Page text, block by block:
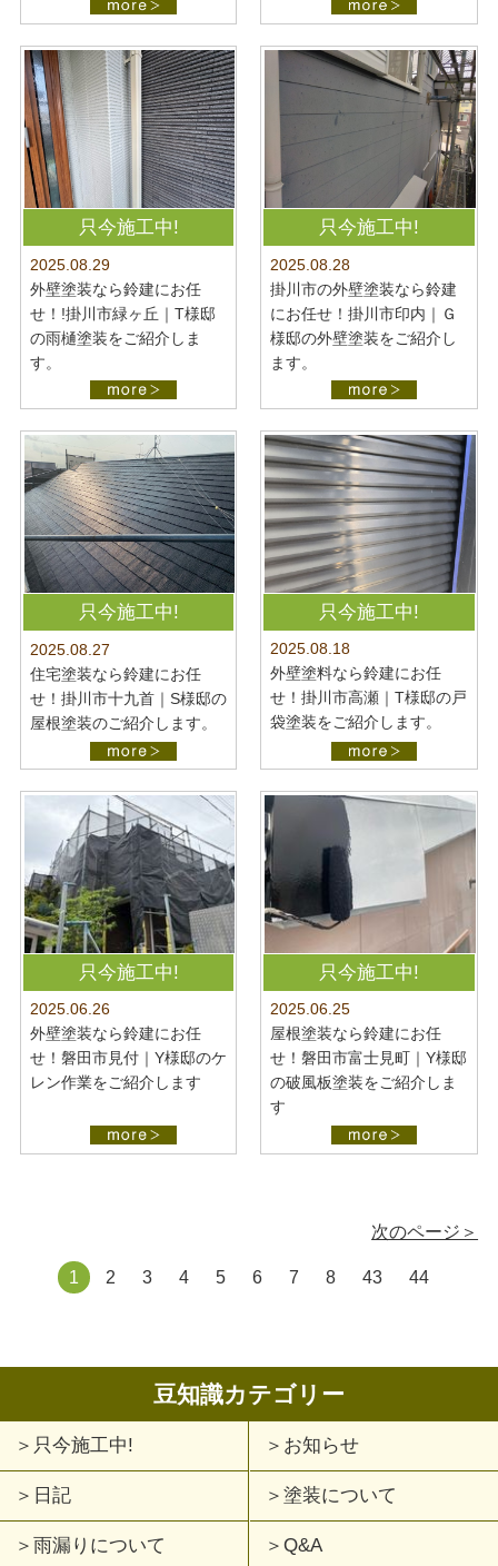
只今施工中!
2025.08.29
外壁塗装なら鈴建にお任
せ！!掛川市緑ヶ丘｜T様邸
の雨樋塗装をご紹介しま
す。
只今施工中!
2025.08.28
掛川市の外壁塗装なら鈴建
にお任せ！掛川市印内｜Ｇ
様邸の外壁塗装をご紹介し
ます。
只今施工中!
2025.08.27
住宅塗装なら鈴建にお任
せ！掛川市十九首｜S様邸の
屋根塗装のご紹介します。
只今施工中!
2025.08.18
外壁塗料なら鈴建にお任
せ！掛川市高瀬｜T様邸の戸
袋塗装をご紹介します。
只今施工中!
2025.06.26
外壁塗装なら鈴建にお任
せ！磐田市見付｜Y様邸のケ
レン作業をご紹介します
只今施工中!
2025.06.25
屋根塗装なら鈴建にお任
せ！磐田市富士見町｜Y様邸
の破風板塗装をご紹介しま
す
1 2 3 4 5 6 7 8 43 44
次のページ＞
豆知識カテゴリー
只今施工中! お知らせ
日記 塗装について
雨漏りについて Q&A